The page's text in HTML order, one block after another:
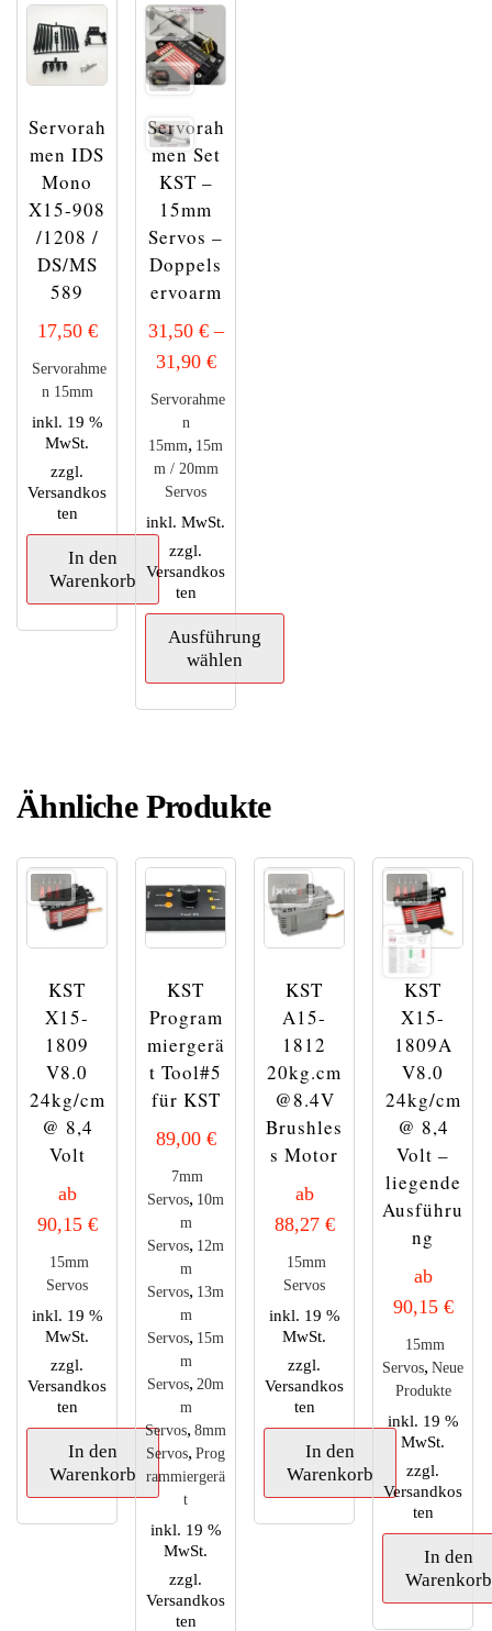
Servorah
men IDS
Mono
X15-908
/1208 /
DS/MS
589
17,50 €
Servorahme
n 15mm
inkl. 19 %
MwSt.
zzgl.
Versandkos
ten
In den
Warenkorb
Servorah
men Set
KST –
15mm
Servos –
Doppels
ervoarm
31,50 €–
31,90 €
Servorahme
n
15mm, 15m
m / 20mm
Servos
inkl. MwSt.
zzgl.
Versandkos
ten
Ausführung
wählen
Dieses
Varianten
Optionen
können
auf
gewählt
Ähnliche Produkte
KST
X15-
1809
V8.0
24kg/cm
@ 8,4
Volt
ab
90,15 €
15mm
Servos
inkl. 19 %
MwSt.
zzgl.
Versandkos
ten
In den
Warenkorb
KST
Program
miergerä
t Tool#5
für KST
89,00 €
7mm
Servos, 10m
m
Servos, 12m
m
Servos, 13m
m
Servos, 15m
m
Servos, 20m
m
Servos, 8mm
Servos, Prog
rammiergerä
t
inkl. 19 %
MwSt.
zzgl.
Versandkos
ten
KST
A15-
1812
20kg.cm
@8.4V
Brushles
s Motor
ab
88,27 €
15mm
Servos
inkl. 19 %
MwSt.
zzgl.
Versandkos
ten
In den
Warenkorb
KST
X15-
1809A
V8.0
24kg/cm
@ 8,4
Volt –
liegende
Ausführu
ng
ab
90,15 €
15mm
Servos, Neue
Produkte
inkl. 19 %
MwSt.
zzgl.
Versandkos
ten
In den
Warenkorb